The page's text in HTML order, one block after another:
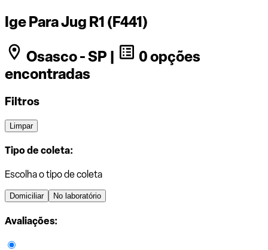
Ige Para Jug R1 (F441)
Osasco - SP |
0 opções
encontradas
Filtros
Limpar
Tipo de coleta:
Escolha o tipo de coleta
Domiciliar No laboratório
Avaliações: